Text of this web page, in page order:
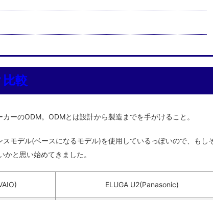
較
ーのODM。ODMとは設計から製造までを手がけること。
モデル(ベースになるモデル)を使用しているっぽいので、もし
と思い始めてきました。
ELUGA U2(Panasonic)